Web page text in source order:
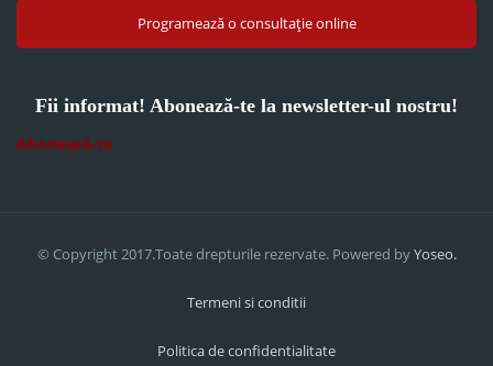
Programează o consultație online
Fii informat! Abonează-te la newsletter-ul nostru!
Abonează-te
© Copyright 2017.Toate drepturile rezervate. Powered byYoseo.
Termeni si conditii
Politica de confidentialitate